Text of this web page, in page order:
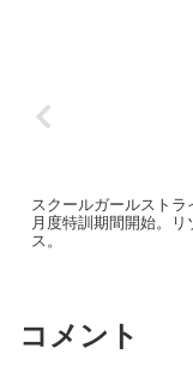
スクールガールストラ
月度特訓期間開始。リ
ス。
コメント